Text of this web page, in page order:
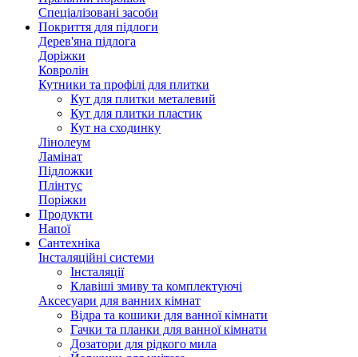
Спеціалізовані засоби
Покриття для підлоги
Дерев'яна підлога
Доріжки
Ковролін
Кутники та профілі для плитки
Кут для плитки металевий
Кут для плитки пластик
Кут на сходинку
Лінолеум
Ламінат
Підложки
Плінтус
Поріжки
Продукти
Напої
Сантехніка
Інсталяційні системи
Інсталяції
Клавіші змиву та комплектуючі
Аксесуари для ванних кімнат
Відра та кошики для ванної кімнати
Гачки та планки для ванної кімнати
Дозатори для рідкого мила